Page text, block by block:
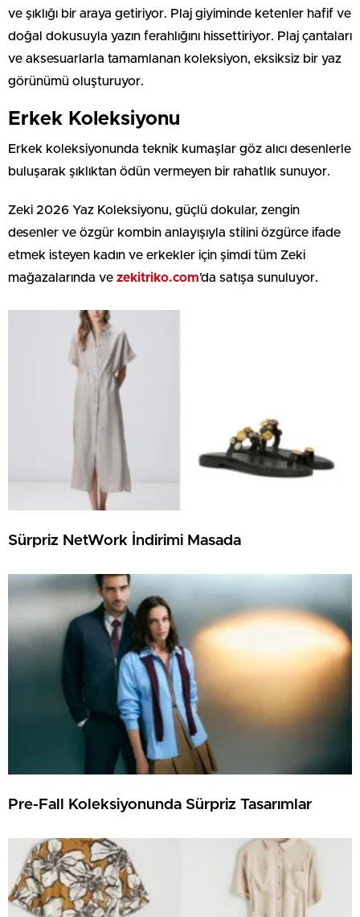
ve şıklığı bir araya getiriyor. Plaj giyiminde ketenler hafif ve
doğal dokusuyla yazın ferahlığını hissettiriyor. Plaj çantaları
ve aksesuarlarla tamamlanan koleksiyon, eksiksiz bir yaz
görünümü oluşturuyor.
Erkek Koleksiyonu
Erkek koleksiyonunda teknik kumaşlar göz alıcı desenlerle
buluşarak şıklıktan ödün vermeyen bir rahatlık sunuyor.
Zeki 2026 Yaz Koleksiyonu, güçlü dokular, zengin
desenler ve özgür kombin anlayışıyla stilini özgürce ifade
etmek isteyen kadın ve erkekler için şimdi tüm Zeki
mağazalarında ve zekitriko.com’da satışa sunuluyor.
Sürpriz NetWork İndirimi Masada
Pre-Fall Koleksiyonunda Sürpriz Tasarımlar